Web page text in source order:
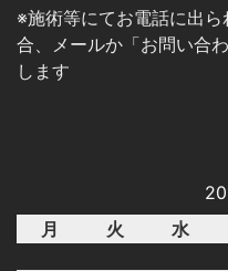
※施術等にてお電話に出
合、メールか「お問い合
します
月
火 水